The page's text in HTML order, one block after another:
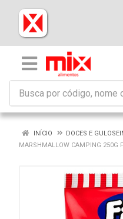
INÍCIO DOCES E
MARSHMALLOW CAMPING 250G